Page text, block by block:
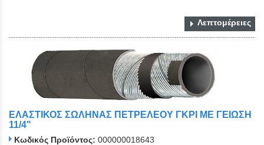
Λεπτομέρειες
ΕΛΑΣΤΙΚΟΣ ΣΩΛΗΝΑΣ ΠΕΤΡΕΛΕΟΥ ΓΚΡΙ ΜΕ ΓΕΙΩΣΗ
11/4"
Κωδικός Προϊόντος: 000000018643